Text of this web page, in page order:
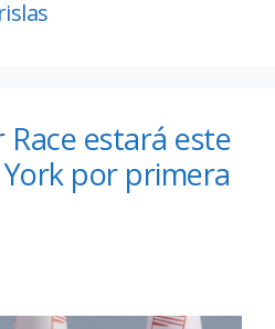
Race estará este
por primera